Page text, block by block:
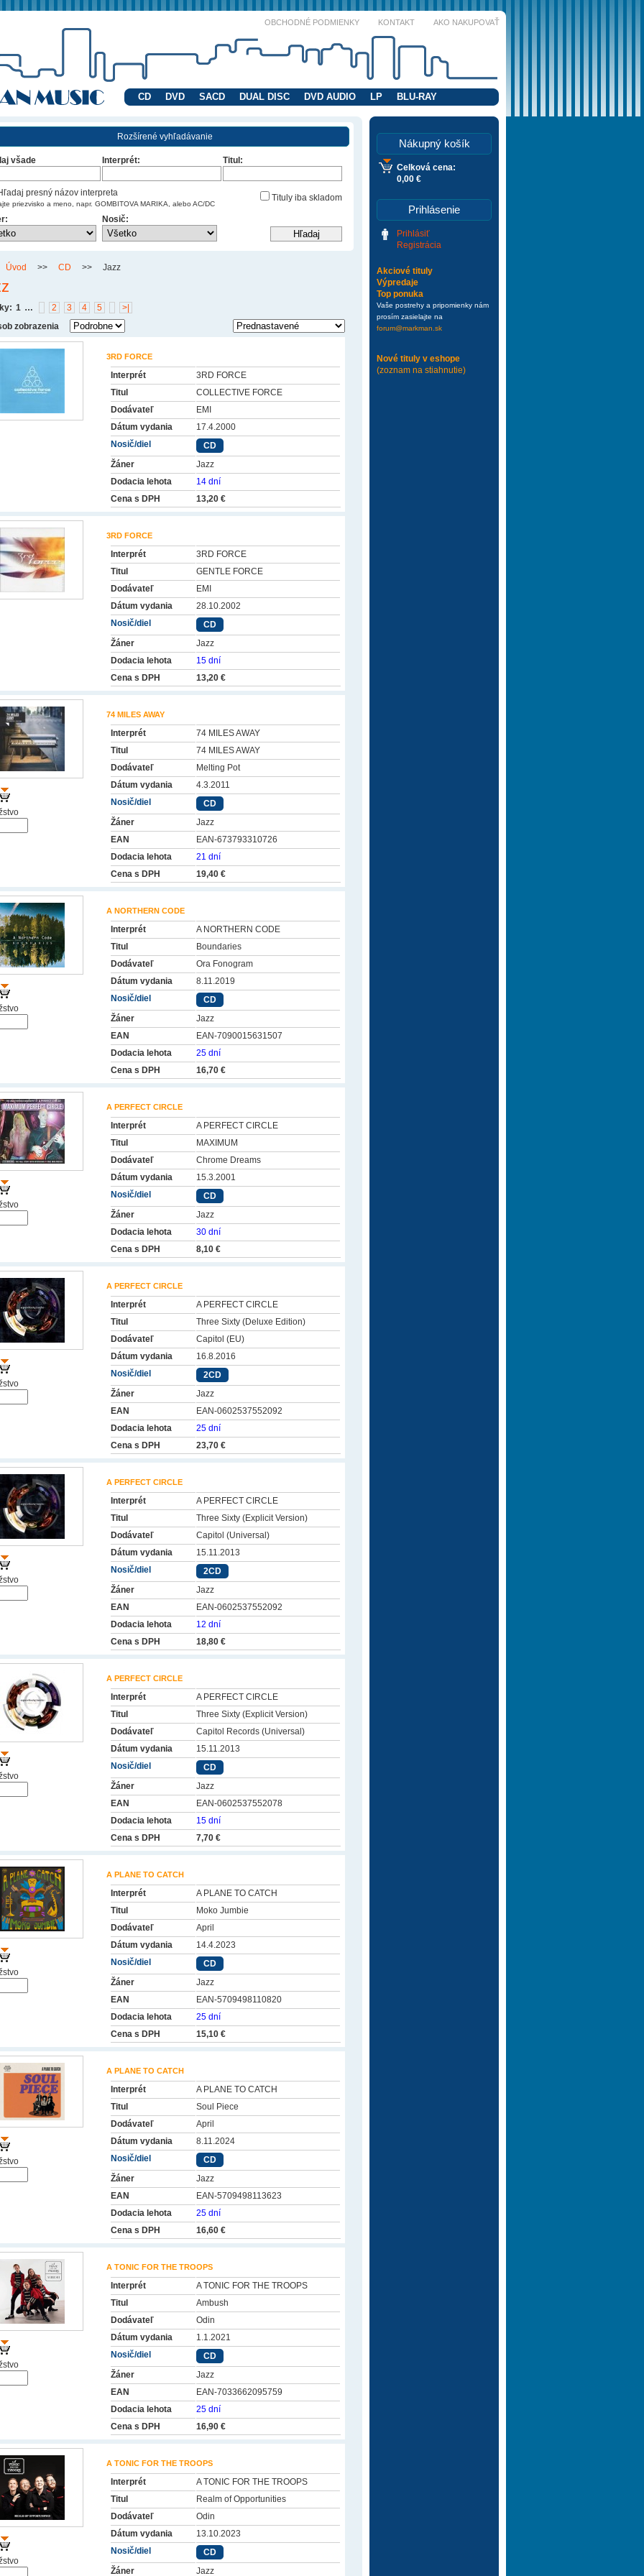
OBCHODNÉ PODMIENKY KONTAKT AKO NAKUPOVAŤ
CD DVD SACD DUAL DISC DVD AUDIO LP BLU-RAY
Rozšírené vyhľadávanie
všade Interprét: Titul:
presný názov interpreta
priezvisko a meno, napr. GOMBITOVA MARIKA, alebo AC/DC
Tituly iba skladom
Nosič:
Úvod >> CD >> Jazz
1 2 3 4 5
…
>|
zobrazenia
3RD FORCE
Interprét
3RD FORCE
Titul
COLLECTIVE FORCE
Dodávateľ
EMI
Dátum vydania
17.4.2000
Nosič/diel
CD
Žáner
Jazz
Dodacia lehota
14 dní
Cena s DPH
13,20 €
3RD FORCE
Interprét
3RD FORCE
Titul
GENTLE FORCE
Dodávateľ
EMI
Dátum vydania
28.10.2002
Nosič/diel
CD
Žáner
Jazz
Dodacia lehota
15 dní
Cena s DPH
13,20 €
74 MILES AWAY
Interprét
74 MILES AWAY
Titul
74 MILES AWAY
Dodávateľ
Melting Pot
Dátum vydania
4.3.2011
Nosič/diel
CD
Žáner
Jazz
EAN
EAN-673793310726
Dodacia lehota
21 dní
Cena s DPH
19,40 €
A NORTHERN CODE
Interprét
A NORTHERN CODE
Titul
Boundaries
Dodávateľ
Ora Fonogram
Dátum vydania
8.11.2019
Nosič/diel
CD
Žáner
Jazz
EAN
EAN-7090015631507
Dodacia lehota
25 dní
Cena s DPH
16,70 €
A PERFECT CIRCLE
Interprét
A PERFECT CIRCLE
Titul
MAXIMUM
Dodávateľ
Chrome Dreams
Dátum vydania
15.3.2001
Nosič/diel
CD
Žáner
Jazz
Dodacia lehota
30 dní
Cena s DPH
8,10 €
A PERFECT CIRCLE
Interprét
A PERFECT CIRCLE
Titul
Three Sixty (Deluxe Edition)
Dodávateľ
Capitol (EU)
Dátum vydania
16.8.2016
Nosič/diel
2CD
Žáner
Jazz
EAN
EAN-0602537552092
Dodacia lehota
25 dní
Cena s DPH
23,70 €
A PERFECT CIRCLE
Interprét
A PERFECT CIRCLE
Titul
Three Sixty (Explicit Version)
Dodávateľ
Capitol (Universal)
Dátum vydania
15.11.2013
Nosič/diel
2CD
Žáner
Jazz
EAN
EAN-0602537552092
Dodacia lehota
12 dní
Cena s DPH
18,80 €
A PERFECT CIRCLE
Interprét
A PERFECT CIRCLE
Titul
Three Sixty (Explicit Version)
Dodávateľ
Capitol Records (Universal)
Dátum vydania
15.11.2013
Nosič/diel
CD
Žáner
Jazz
EAN
EAN-0602537552078
Dodacia lehota
15 dní
Cena s DPH
7,70 €
A PLANE TO CATCH
Interprét
A PLANE TO CATCH
Titul
Moko Jumbie
Dodávateľ
April
Dátum vydania
14.4.2023
Nosič/diel
CD
Žáner
Jazz
EAN
EAN-5709498110820
Dodacia lehota
25 dní
Cena s DPH
15,10 €
A PLANE TO CATCH
Interprét
A PLANE TO CATCH
Titul
Soul Piece
Dodávateľ
April
Dátum vydania
8.11.2024
Nosič/diel
CD
Žáner
Jazz
EAN
EAN-5709498113623
Dodacia lehota
25 dní
Cena s DPH
16,60 €
A TONIC FOR THE TROOPS
Interprét
A TONIC FOR THE TROOPS
Titul
Ambush
Dodávateľ
Odin
Dátum vydania
1.1.2021
Nosič/diel
CD
Žáner
Jazz
EAN
EAN-7033662095759
Dodacia lehota
25 dní
Cena s DPH
16,90 €
A TONIC FOR THE TROOPS
Interprét
A TONIC FOR THE TROOPS
Titul
Realm of Opportunities
Dodávateľ
Odin
Dátum vydania
13.10.2023
Nosič/diel
CD
Žáner
Jazz
Nákupný košík
Celková cena:
0,00 €
Prihlásenie
Prihlásiť
Registrácia
Akciové tituly
Výpredaje
Top ponuka
Vaše postrehy a pripomienky nám
prosím zasielajte na
forum@markman.sk
Nové tituly v eshope
(zoznam na stiahnutie)